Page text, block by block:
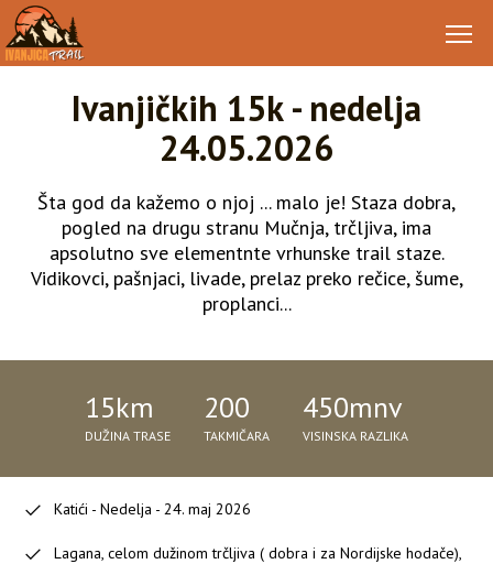
Ivanjičkih 15k - nedelja
24.05.2026
Šta god da kažemo o njoj ... malo je! Staza dobra,
pogled na drugu stranu Mučnja, trčljiva, ima
apsolutno sve elementnte vrhunske trail staze.
Vidikovci, pašnjaci, livade, prelaz preko rečice, šume,
proplanci...
15km
DUŽINA TRASE
200
TAKMIČARA
450mnv
VISINSKA RAZLIKA
Katići - Nedelja - 24. maj 2026
Lagana, celom dužinom trčljiva ( dobra i za Nordijske hodače),